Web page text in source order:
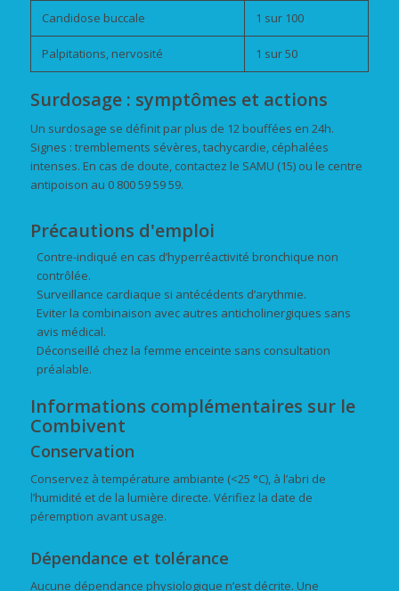
Candidose buccale 1 sur 100
Palpitations, nervosité 1 sur 50
Surdosage : symptômes et actions
Un surdosage se définit par plus de 12 bouffées en 24h.
Signes : tremblements sévères, tachycardie, céphalées
intenses. En cas de doute, contactez le SAMU (15) ou le centre
antipoison au 0 800 59 59 59.
Précautions d'emploi
Contre-indiqué en cas d’hyperréactivité bronchique non
contrôlée.
Surveillance cardiaque si antécédents d’arythmie.
Eviter la combinaison avec autres anticholinergiques sans
avis médical.
Déconseillé chez la femme enceinte sans consultation
préalable.
Informations complémentaires sur le
Combivent
Conservation
Conservez à température ambiante (<25 °C), à l’abri de
l’humidité et de la lumière directe. Vérifiez la date de
péremption avant usage.
Dépendance et tolérance
Aucune dépendance physiologique n’est décrite. Une